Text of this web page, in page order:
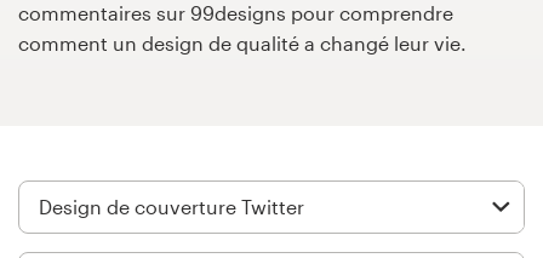
commentaires sur 99designs pour comprendre
comment un design de qualité a changé leur vie.
Création de logo